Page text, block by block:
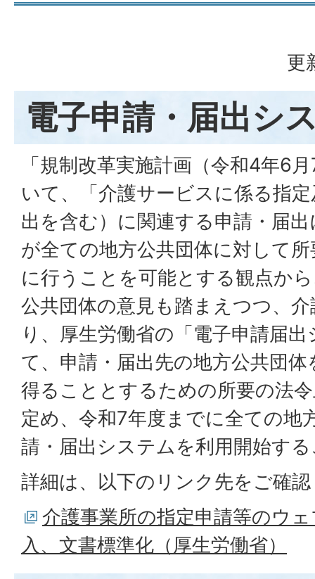
更
電子申請・届出シ
「規制改革実施計画（令和4年6
いて、「介護サービスに係る指
出を含む）に関連する申請・届
が全ての地方公共団体に対して
に行うことを可能とする観点か
公共団体の意見も踏まえつつ、
り、厚生労働省の「電子申請届
て、申請・届出先の地方公共団
得ることとするための所要の法
定め、令和7年度までに全ての地
請・届出システムを利用開始す
詳細は、以下のリンク先をご確
介護事業所の指定申請等のウ
⼊、文書標準化（厚生労働省）